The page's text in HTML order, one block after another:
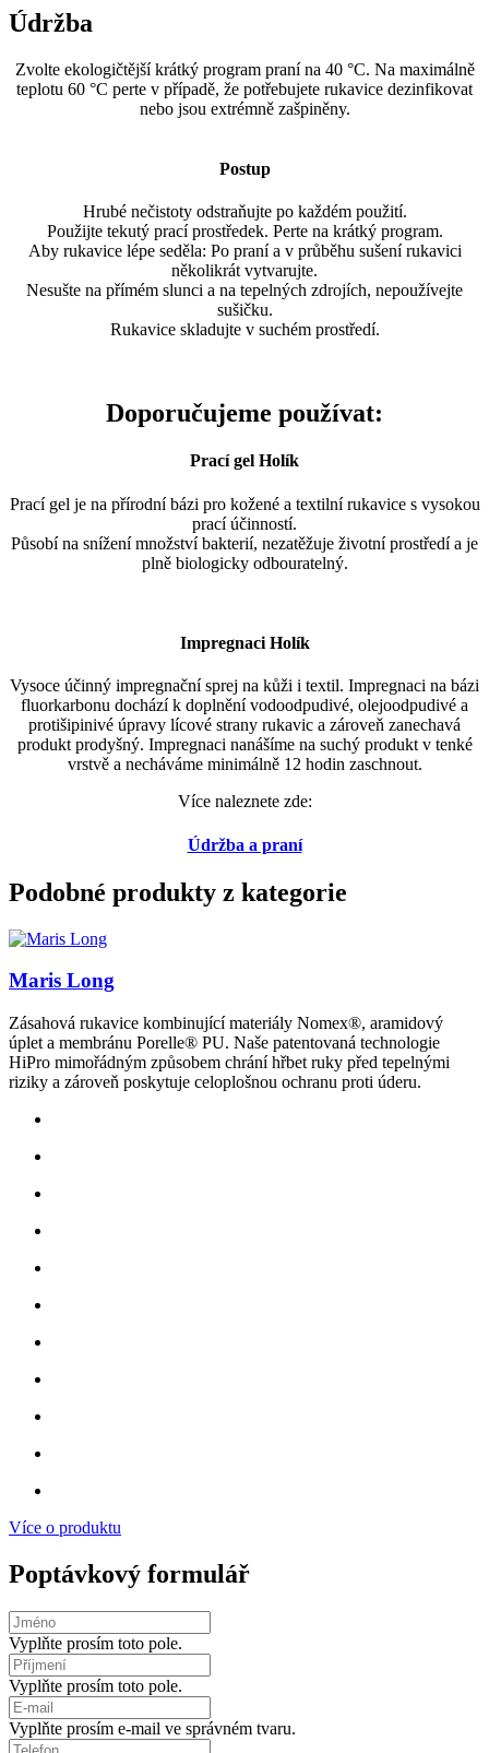
Údržba
Zvolte ekologičtější krátký program praní na 40 °C. Na maximálně
teplotu 60 °C perte v případě, že potřebujete rukavice dezinfikovat
nebo jsou extrémně zašpiněny.
Postup
Hrubé nečistoty odstraňujte po každém použití.
Použijte tekutý prací prostředek. Perte na krátký program.
Aby rukavice lépe seděla: Po praní a v průběhu sušení rukavici
několikrát vytvarujte.
Nesušte na přímém slunci a na tepelných zdrojích, nepoužívejte
sušičku.
Rukavice skladujte v suchém prostředí.
Doporučujeme používat:
Prací gel Holík
Prací gel je na přírodní bázi pro kožené a textilní rukavice s vysokou
prací účinností.
Působí na snížení množství bakterií, nezatěžuje životní prostředí a je
plně biologicky odbouratelný.
Impregnaci Holík
Vysoce účinný impregnační sprej na kůži i textil. Impregnaci na bázi
fluorkarbonu dochází k doplnění vodoodpudivé, olejoodpudivé a
protišipinivé úpravy lícové strany rukavic a zároveň zanechavá
produkt prodyšný. Impregnaci nanášíme na suchý produkt v tenké
vrstvě a necháváme minimálně 12 hodin zaschnout.
Více naleznete zde:
Údržba a praní
Podobné produkty z kategorie
Maris Long
Zásahová rukavice kombinující materiály Nomex®, aramidový
úplet a membránu Porelle® PU. Naše patentovaná technologie
HiPro mimořádným způsobem chrání hřbet ruky před tepelnými
riziky a zároveň poskytuje celoplošnou ochranu proti úderu.
Více o produktu
Poptávkový formulář
Vyplňte prosím toto pole.
Vyplňte prosím toto pole.
Vyplňte prosím e-mail ve správném tvaru.